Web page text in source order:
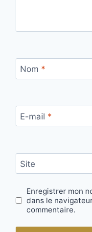
Nom *
E-mail *
Site
Enregistrer mon
dans le
commentaire.